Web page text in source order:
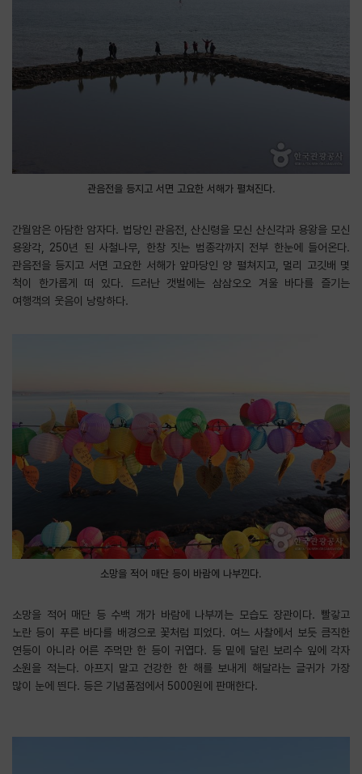
관음전을 등지고 서면 고요한 서해가 펼쳐진다.
간월암은 아담한 암자다. 법당인 관음전, 산신령을 모신 산신각과 용왕을 모신
용왕각, 250년 된 사철나무, 한창 짓는 범종각까지 전부 한눈에 들어온다.
관음전을 등지고 서면 고요한 서해가 앞마당인 양 펼쳐지고, 멀리 고깃배 몇
척이 한가롭게 떠 있다. 드러난 갯벌에는 삼삼오오 겨울 바다를 즐기는
여행객의 웃음이 낭랑하다.
소망을 적어 매단 등이 바람에 나부낀다.
소망을 적어 매단 등 수백 개가 바람에 나부끼는 모습도 장관이다. 빨갛고
노란 등이 푸른 바다를 배경으로 꽃처럼 피었다. 여느 사찰에서 보듯 큼직한
연등이 아니라 어른 주먹만 한 등이 귀엽다. 등 밑에 달린 보리수 잎에 각자
소원을 적는다. 아프지 말고 건강한 한 해를 보내게 해달라는 글귀가 가장
많이 눈에 띈다. 등은 기념품점에서 5000원에 판매한다.